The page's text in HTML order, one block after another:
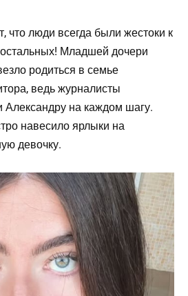
что люди всегда были жестоки к
Младшей дочери
родиться в семье
ведь журналисты
Александру на каждом шагу.
навесило ярлыки на
девочку.